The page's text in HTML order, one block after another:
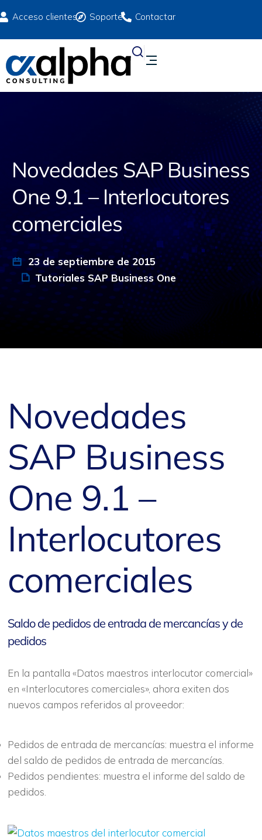
Acceso clientes Soporte Contactar
Novedades SAP Business
One 9.1 – Interlocutores
comerciales
23 de septiembre de 2015
Tutoriales SAP Business One
Novedades
SAP Business
One 9.1 –
Interlocutores
comerciales
Saldo de pedidos de entrada de mercancías y de
pedidos
En la pantalla «Datos maestros interlocutor comercial»
en «Interlocutores comerciales», ahora exiten dos
nuevos campos referidos al proveedor:
Pedidos de entrada de mercancías: muestra el informe
del saldo de pedidos de entrada de mercancías.
Pedidos pendientes: muestra el informe del saldo de
pedidos.